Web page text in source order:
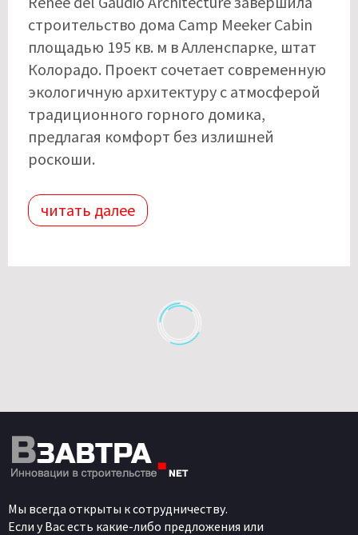
строительство дома Camp Meeker Cabin
площадью 195 кв. м в Алленспарке, штат
Колорадо. Проект сочетает современную
экологичную архитектуру с атмосферой
традиционного горного домика,
предлагая комфорт без излишней
роскоши.
читать далее
Мы всегда открыты к сотрудничеству.
Если у Вас есть какие-либо предложения или